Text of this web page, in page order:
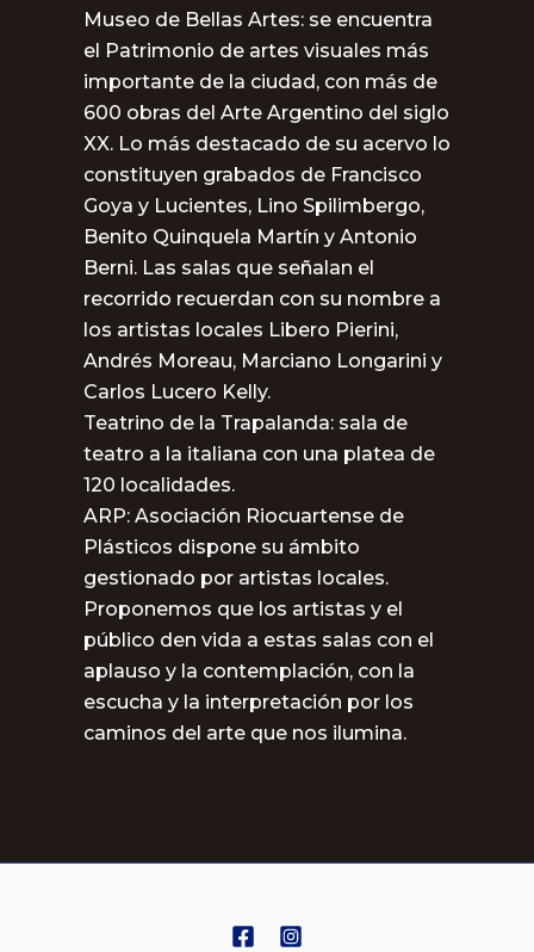
Museo de Bellas Artes: se encuentra
el Patrimonio de artes visuales más
importante de la ciudad, con más de
600 obras del Arte Argentino del siglo
XX. Lo más destacado de su acervo lo
constituyen grabados de Francisco
Goya y Lucientes, Lino Spilimbergo,
Benito Quinquela Martín y Antonio
Berni. Las salas que señalan el
recorrido recuerdan con su nombre a
los artistas locales Libero Pierini,
Andrés Moreau, Marciano Longarini y
Carlos Lucero Kelly.
Teatrino de la Trapalanda: sala de
teatro a la italiana con una platea de
120 localidades.
ARP: Asociación Riocuartense de
Plásticos dispone su ámbito
gestionado por artistas locales.
Proponemos que los artistas y el
público den vida a estas salas con el
aplauso y la contemplación, con la
escucha y la interpretación por los
caminos del arte que nos ilumina.